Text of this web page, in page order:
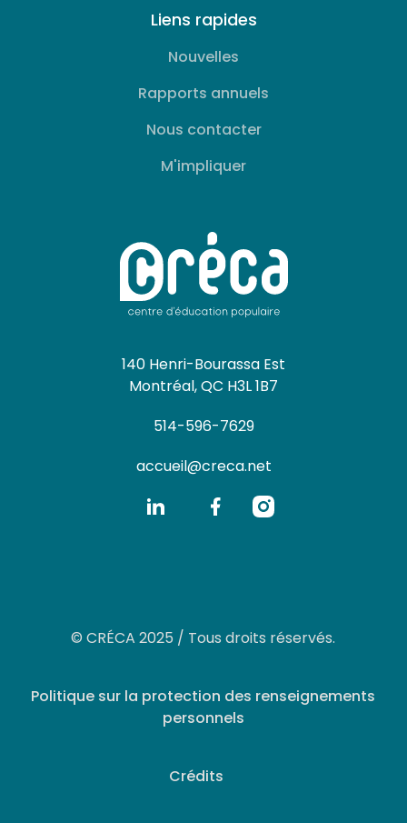
140 Henri-Bourassa Est
Montréal, QC H3L 1B7
514-596-7629
accueil@creca.net
Liens rapides
Nouvelles
Rapports annuels
Nous contacter
M'impliquer
© CRÉCA 2025 / Tous droits réservés.
Politique sur la protection des renseignements
personnels
Crédits